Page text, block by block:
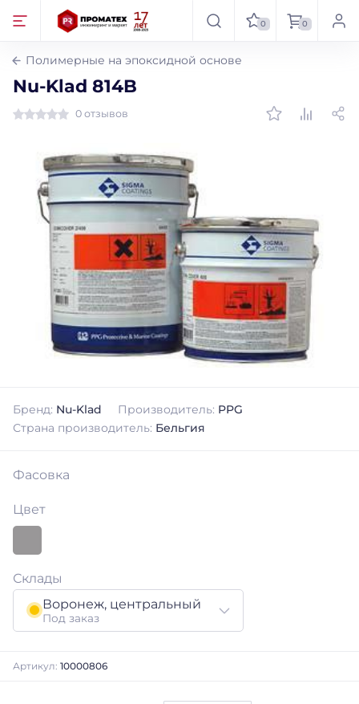
0 0
Полимерные на эпоксидной основе
Nu-Klad 814B
0 отзывов
Бренд: Nu-Klad Производитель: PPG
Страна производитель: Бельгия
Фасовка
Цвет
Склады
Воронеж, центральный
Под заказ
Артикул: 10000806